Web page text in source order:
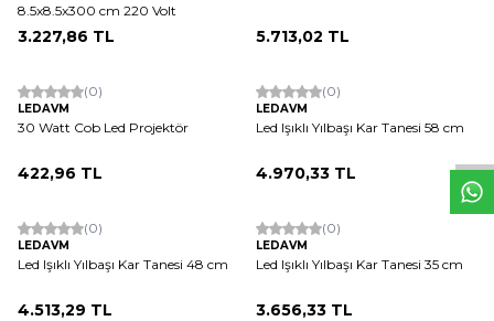
WhtsappDeseHatt
8.5x8.5x300 cm 220 Volt
3.227,86 TL 5.713,02 TL
(0)
LEDAVM
30 Watt Cob Led Projektör
422,96 TL
(0)
LEDAVM
Led Işıklı Yılbaşı Kar Tanesi 58 cm
4.970,33 TL
(0)
LEDAVM
Led Işıklı Yılbaşı Kar Tanesi 48 cm
4.513,29 TL
(0)
LEDAVM
Led Işıklı Yılbaşı Kar Tanesi 35 cm
3.656,33 TL